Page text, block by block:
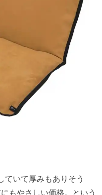
ていて厚みもありそう
もやさしい価格。という